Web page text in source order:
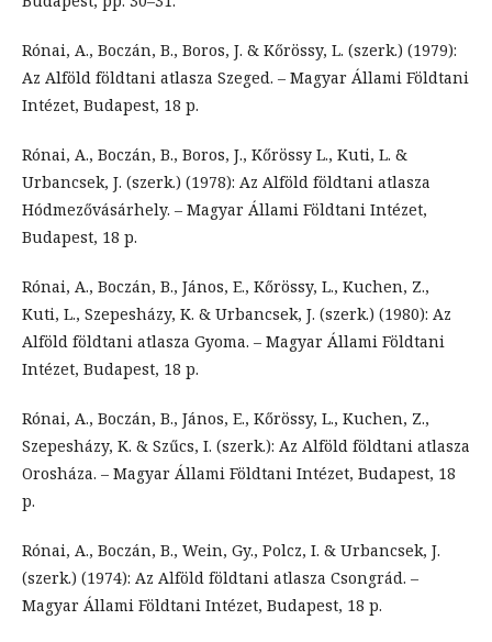
Rónai, A., Boczán, B., Boros, J. & Kőrössy, L. (szerk.) (1979):
Az Alföld földtani atlasza Szeged. – Magyar Állami Földtani
Intézet, Budapest, 18 p.
Rónai, A., Boczán, B., Boros, J., Kőrössy L., Kuti, L. &
Urbancsek, J. (szerk.) (1978): Az Alföld földtani atlasza
Hódmezővásárhely. – Magyar Állami Földtani Intézet,
Budapest, 18 p.
Rónai, A., Boczán, B., János, E., Kőrössy, L., Kuchen, Z.,
Kuti, L., Szepesházy, K. & Urbancsek, J. (szerk.) (1980): Az
Alföld földtani atlasza Gyoma. – Magyar Állami Földtani
Intézet, Budapest, 18 p.
Rónai, A., Boczán, B., János, E., Kőrössy, L., Kuchen, Z.,
Szepesházy, K. & Szűcs, I. (szerk.): Az Alföld földtani atlasza
Orosháza. – Magyar Állami Földtani Intézet, Budapest, 18
p.
Rónai, A., Boczán, B., Wein, Gy., Polcz, I. & Urbancsek, J.
(szerk.) (1974): Az Alföld földtani atlasza Csongrád. –
Magyar Állami Földtani Intézet, Budapest, 18 p.